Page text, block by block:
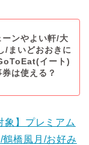
ーンやよい軒/大
/まいどおおきに
イート)
は使える？
象】プレミアム
橋風月/お好み